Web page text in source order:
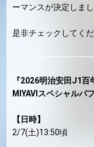
ーマンスが決定しま
是非チェックしてく
『2026明治安田J1百
MIYAVIスペシャルパ
【日時】
2/7(土)13:50頃